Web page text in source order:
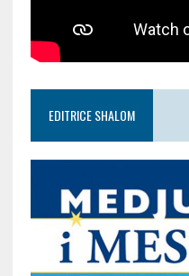
EDITRICE SHALOM